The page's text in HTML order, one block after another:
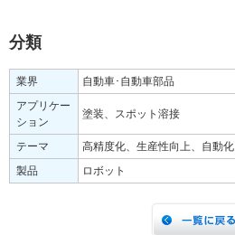
分類
業界
自動車･自動車部品
アプリケー
ション
塗装、スポット溶接
テーマ
高精度化、生産性向上、自動化
製品
ロボット